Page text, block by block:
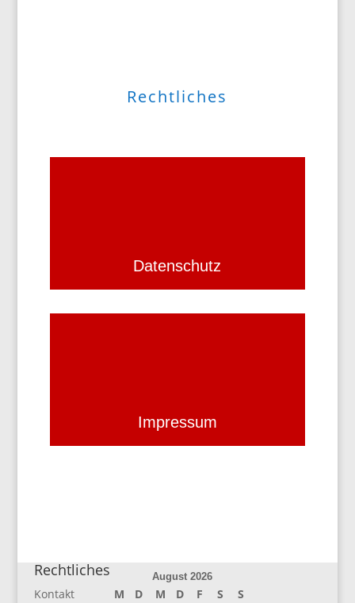
Rechtliches
Datenschutz
Impressum
Rechtliches
Kontakt
August 2026
M D M D F S
S